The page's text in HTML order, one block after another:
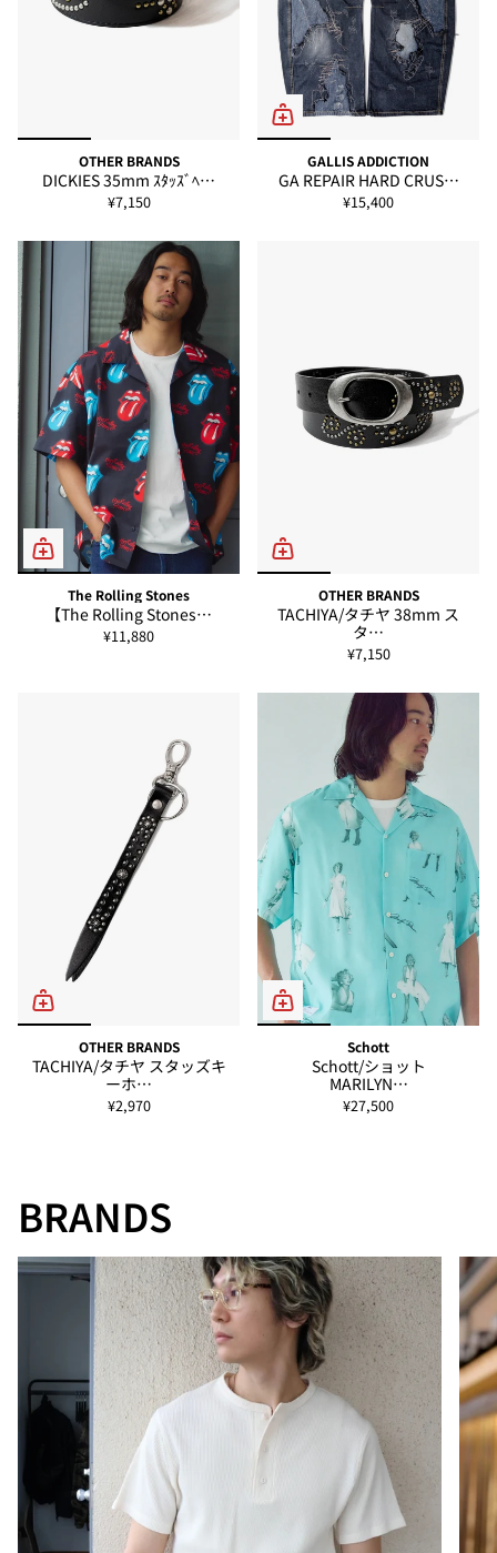
OTHER BRANDS
DICKIES 35mm ｽﾀｯｽﾞﾍ…
¥7,150
GALLIS ADDICTION
GA REPAIR HARD CRUS…
¥15,400
The Rolling Stones
【The Rolling Stones…
¥11,880
OTHER BRANDS
TACHIYA/タチヤ 38mm ス
タ…
¥7,150
OTHER BRANDS
TACHIYA/タチヤ スタッズキ
ーホ…
¥2,970
Schott
Schott/ショット
MARILYN…
¥27,500
BRANDS